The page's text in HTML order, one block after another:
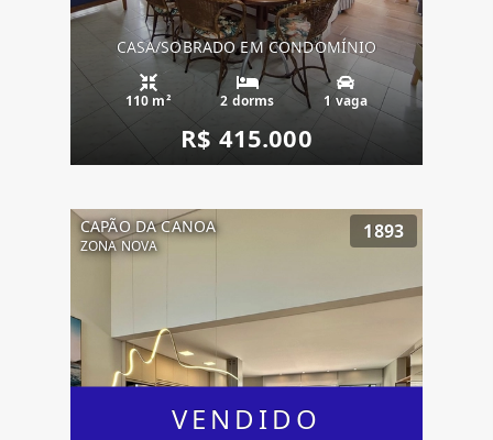
CASA/SOBRADO EM CONDOMÍNIO
110 m² 2 dorms 1 vaga
R$ 415.000
VENDIDO
CAPÃO DA CANOA
ZONA NOVA
1893